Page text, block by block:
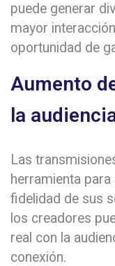
puede generar
mayor
oportunidad de
Aumento
la
Las
herramienta
fidelidad de sus
los creadores
real con la
conexión.